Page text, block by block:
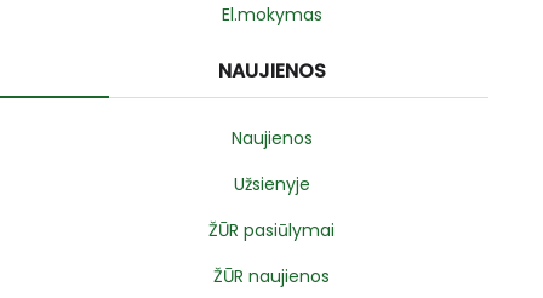
El.mokymas
NAUJIENOS
Naujienos
Užsienyje
ŽŪR pasiūlymai
ŽŪR naujienos